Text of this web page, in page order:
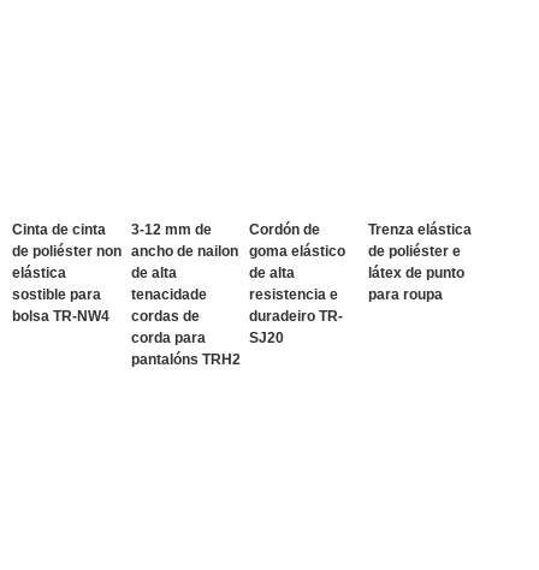
Cinta de cinta
de poliéster non
elástica
sostible para
bolsa TR-NW4
3-12 mm de
ancho de nailon
de alta
tenacidade
cordas de
corda para
pantalóns TRH2
Cordón de
goma elástico
de alta
resistencia e
duradeiro TR-
SJ20
Trenza elástica
de poliéster e
látex de punto
para roupa